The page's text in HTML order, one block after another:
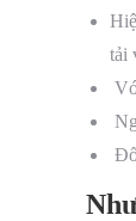
tải